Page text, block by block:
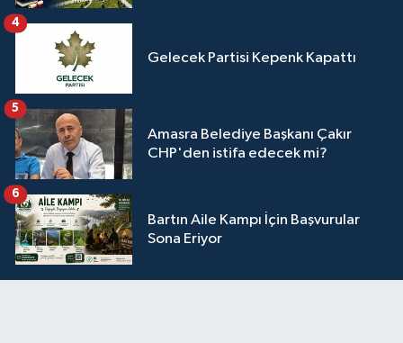
Gelecek Partisi Kepenk Kapattı
4
Amasra Belediye Başkanı Çakır
CHP'den istifa edecek mi?
5
Bartın Aile Kampı İçin Başvurular
Sona Eriyor
6